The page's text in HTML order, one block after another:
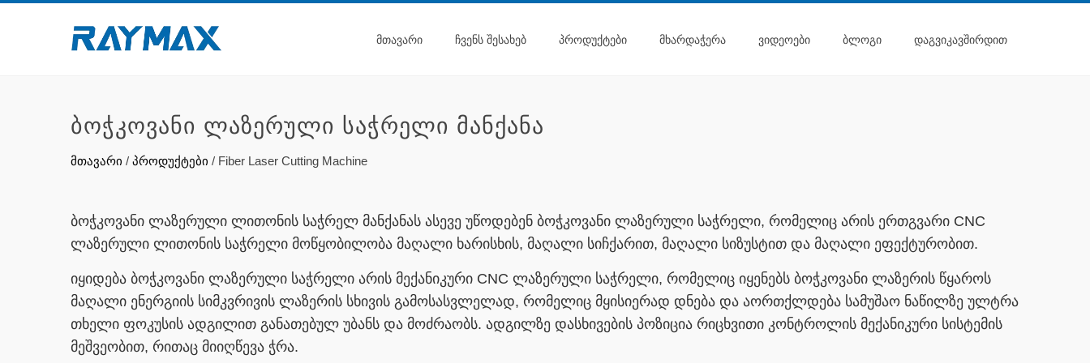
ᲛᲗᲐᲕᲐᲠᲘ ᲩᲕᲔᲜᲡ ᲨᲔᲡᲐᲮᲔᲑ ᲞᲠᲝᲓᲣᲥᲢᲔᲑᲘ ᲛᲮᲐᲠᲓᲐᲭᲔᲠᲐ ᲕᲘᲓᲔᲝᲔᲑᲘ ᲑᲚᲝᲒᲘ ᲓᲐᲒᲕᲘᲙᲐᲕᲨᲘᲠᲓᲘᲗ
ᲑᲝᲭᲙᲝᲕᲐᲜᲘ ᲚᲐᲖᲔᲠᲣᲚᲘ ᲡᲐᲭᲠᲔᲚᲘ ᲛᲐᲜᲥᲐᲜᲐ
მთავარი / პროდუქტები / Fiber Laser Cutting Machine
ბოჭკოვანი ლაზერული ლითონის საჭრელ მანქანას ასევე უწოდებენ ბოჭკოვანი ლაზერული საჭრელი, რომელიც არის ერთგვარი CNC
ლაზერული ლითონის საჭრელი მოწყობილობა მაღალი ხარისხის, მაღალი სიჩქარით, მაღალი სიზუსტით და მაღალი ეფექტურობით.
იყიდება ბოჭკოვანი ლაზერული საჭრელი არის მექანიკური CNC ლაზერული საჭრელი, რომელიც იყენებს ბოჭკოვანი ლაზერის წყაროს
მაღალი ენერგიის სიმკვრივის ლაზერის სხივის გამოსასვლელად, რომელიც მყისიერად დნება და აორთქლდება სამუშაო ნაწილზე ულტრა
თხელი ფოკუსის ადგილით განათებულ უბანს და მოძრაობს. ადგილზე დასხივების პოზიცია რიცხვითი კონტროლის მექანიკური სისტემის
მეშვეობით, რითაც მიიღწევა ჭრა.